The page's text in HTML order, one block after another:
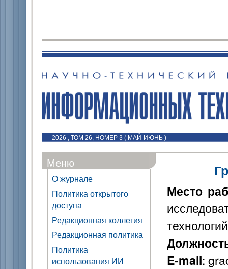
2026 , ТОМ 26, НОМЕР 3 ( МАЙ-ИЮНЬ )
Меню
О журнале
Политика открытого
доступа
Редакционная коллегия
Редакционная политика
Политика
использования ИИ
Место
E-mail: